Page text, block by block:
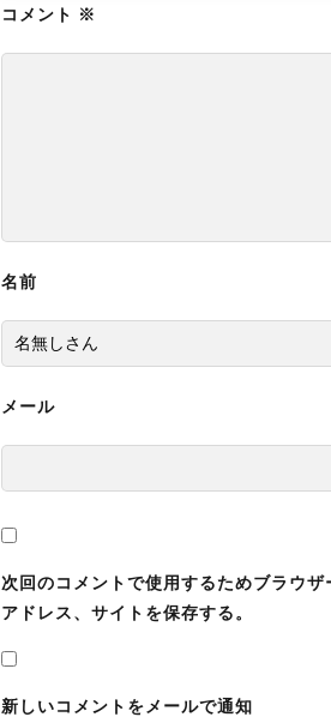
MODの導入方法と使い方【バ
方法と使い方【バイオハザー
解除MODの導入方法と使い方
チート改造】
【バイオレクイエム】グレース
の導入方法と使い方【バイオ
くする【バイオハザード9チー
造】
コメント ※
名前
メール
次回のコメントで使用するためブラウ
アドレス、サイトを保存する。
新しいコメントをメールで通知